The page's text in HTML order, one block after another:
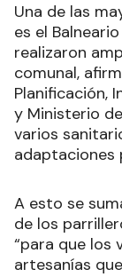
Una de las
es el
realizaron
comunal,
Planificación,
y Ministerio
varios
adaptaciones
A esto se
de los
“para que los
artesanías